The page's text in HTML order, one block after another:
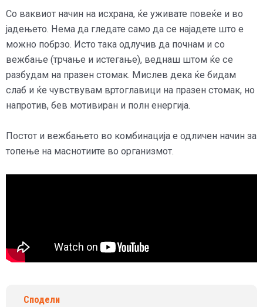
Со ваквиот начин на исхрана, ќе уживате повеќе и во
јадењето. Нема да гледате само да се најадете што е
можно побрзо. Исто така одлучив да почнам и со
вежбање (трчање и истегање), веднаш штом ќе се
разбудам на празен стомак. Мислев дека ќе бидам
слаб и ќе чувствувам вртоглавици на празен стомак, но
напротив, бев мотивиран и полн енергија.
Постот и вежбањето во комбинација е одличен начин за
топење на маснотиите во организмот.
Сподели